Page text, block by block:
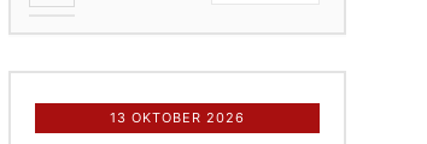
13 OKTOBER 2026